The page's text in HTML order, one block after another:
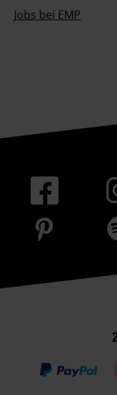
Jobs bei EMP